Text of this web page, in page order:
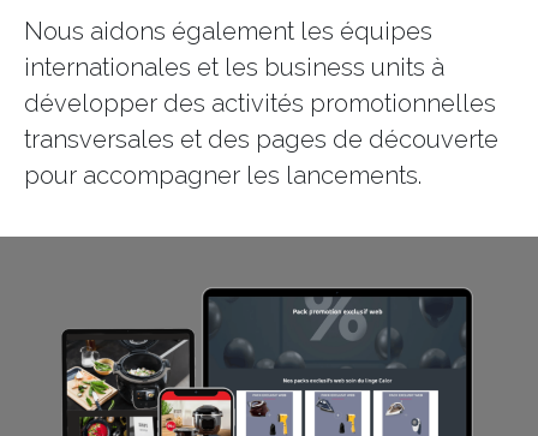
Nous aidons également les équipes
internationales et les business units à
développer des activités promotionnelles
transversales et des pages de découverte
pour accompagner les lancements.